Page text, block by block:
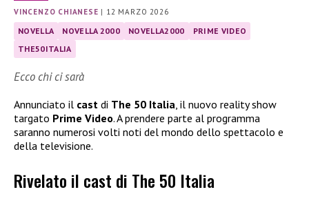
VINCENZO CHIANESE | 12 MARZO 2026
NOVELLA NOVELLA 2000 NOVELLA2000
PRIME VIDEO
THE50ITALIA
Ecco chi ci sarà
Annunciato il cast di The 50 Italia, il nuovo reality show
targato Prime Video. A prendere parte al programma
saranno numerosi volti noti del mondo dello spettacolo e
della televisione.
Rivelato il cast di The 50 Italia